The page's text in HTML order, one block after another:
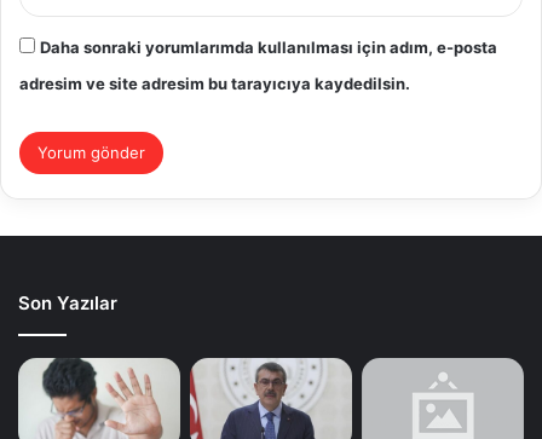
Daha sonraki yorumlarımda kullanılması için adım, e-posta
adresim ve site adresim bu tarayıcıya kaydedilsin.
Son Yazılar